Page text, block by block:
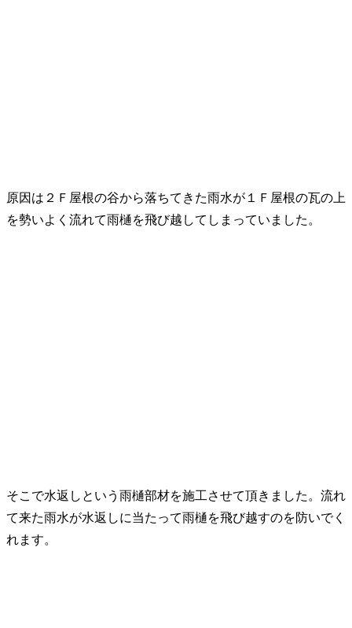
原因は２Ｆ屋根の谷から落ちてきた雨水が１Ｆ屋根の瓦の上
を勢いよく流れて雨樋を飛び越してしまっていました。
そこで水返しという雨樋部材を施工させて頂きました。流れ
て来た雨水が水返しに当たって雨樋を飛び越すのを防いでく
れます。